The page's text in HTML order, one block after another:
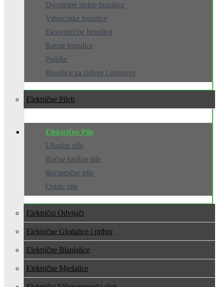
Dvostrane stolne brusilice
Vibracijske brusilice
Ekscentrične brusilice
Ravne brusilice
Polirke
Brusilice za zidove i stropove
Električne Pile
Električne Pile
Ubodne pile
Ručne kružne pile
Recipročne pile
Ostale pile
Električni Odvijači
Električne Glodalice i pribor
Električne Blanjalice
Električne Mješalice